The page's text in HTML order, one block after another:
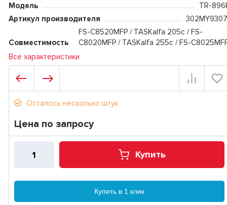
Модель
TR-
Артикул производителя
Совместимость
FS-C8520MFP / TASKalfa 205c / FS-
C8020MFP / TASKalfa 255c / FS-
Все характеристики
Осталось несколько штук
Цена по запросу
Купить
Купить в 1 клик